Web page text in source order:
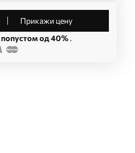
Прикажи цену
попустом од 40%.